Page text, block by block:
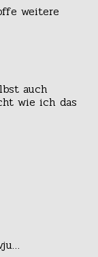
weitere
auch
wie ich das